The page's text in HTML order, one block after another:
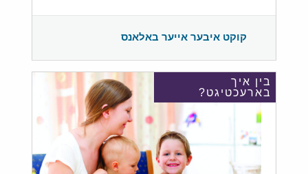
קוקט איבער אייער באלאנס
בין איך
בארעכטיגט?